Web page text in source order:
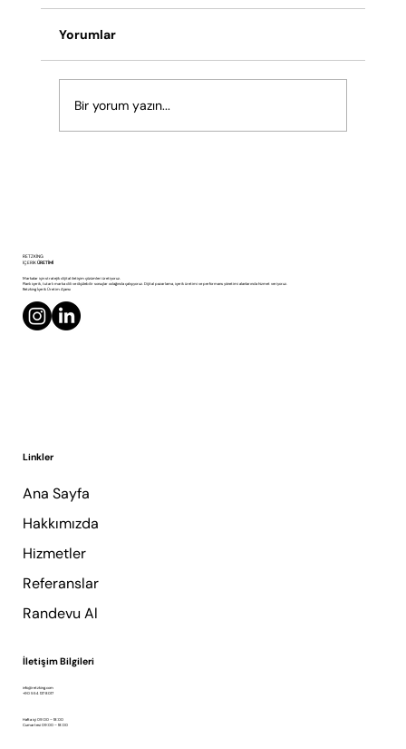
Yorumlar
Bir yorum yazın...
İletişim Bilgileri
info@retzking.com
+90 554 137 8017
Hafta içi 09:00 – 18:00
Cumartesi 09:00 – 18:00
RETZKING
İÇERİKÜRETİMİ
Markalar için stratejik dijital iletişim çözümleri üretiyoruz.
Planlı içerik, tutarlı marka dili ve ölçülebilir sonuçlar odağında çalışıyoruz. Dijital pazarlama, içerik üretimi ve performans yönetimi alanlarında hizmet veriyoruz.
Retzking İçerik Üretim Ajansı
Linkler
Ana Sayfa
Hakkımızda
Hizmetler
Referanslar
Randevu Al